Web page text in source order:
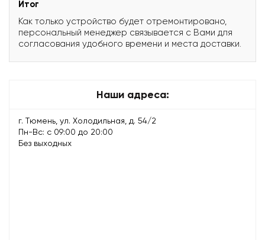
Итог
Как только устройство будет отремонтировано,
персональный менеджер связывается с Вами для
согласования удобного времени и места доставки.
Наши адреса:
г. Тюмень, ул. Холодильная, д. 54/2
Пн-Вс: с 09:00 до 20:00
Без выходных